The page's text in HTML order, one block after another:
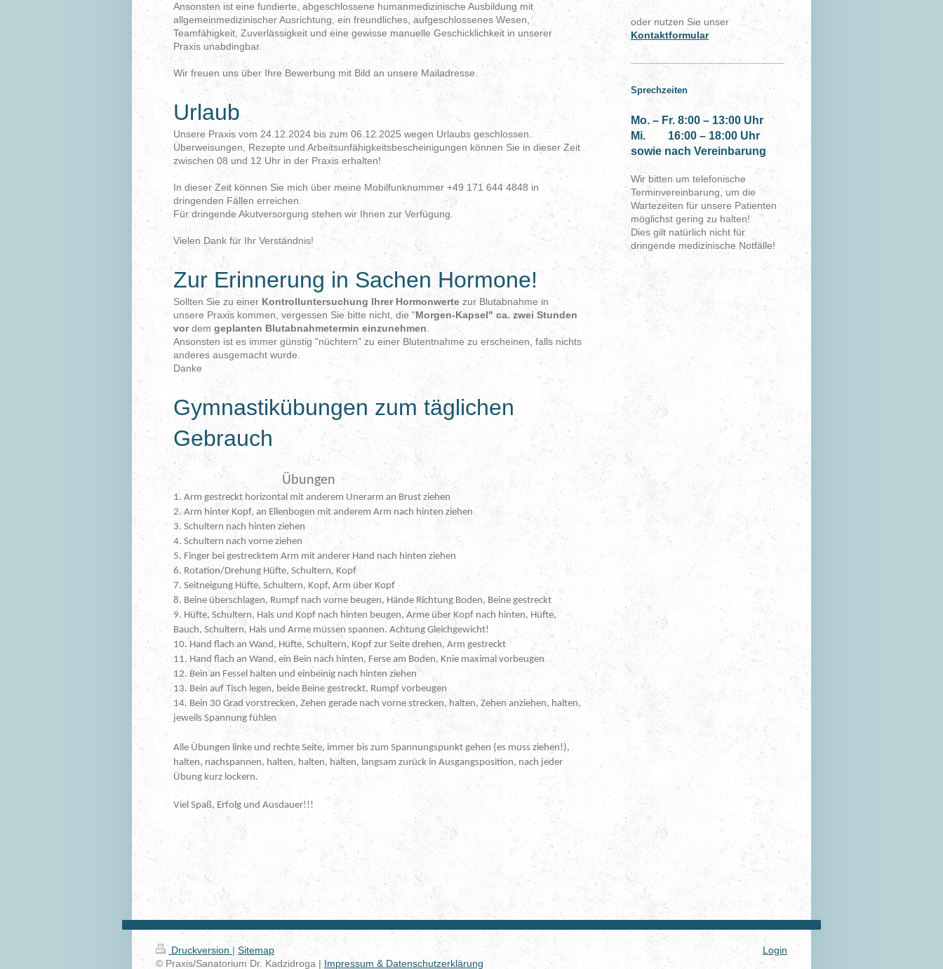
Ansonsten ist eine fundierte, abgeschlossene humanmedizinische Ausbildung mit
allgemeinmedizinischer Ausrichtung, ein freundliches, aufgeschlossenes Wesen,
Teamfähigkeit, Zuverlässigkeit und eine gewisse manuelle Geschicklichkeit in unserer
Praxis unabdingbar.
Wir freuen uns über Ihre Bewerbung mit Bild an unsere Mailadresse.
Urlaub
Unsere Praxis vom 24.12.2024 bis zum 06.12.2025 wegen Urlaubs geschlossen.
Überweisungen, Rezepte und Arbeitsunfähigkeitsbescheinigungen können Sie in dieser Zeit
zwischen 08 und 12 Uhr in der Praxis erhalten!
In dieser Zeit können Sie mich über meine Mobilfunknummer +49 171 644 4848 in
dringenden Fällen erreichen.
Für dringende Akutversorgung stehen wir Ihnen zur Verfügung.
Vielen Dank für Ihr Verständnis!
Zur Erinnerung in Sachen Hormone!
Sollten Sie zu einer Kontrolluntersuchung Ihrer Hormonwerte zur Blutabnahme in
unsere Praxis kommen, vergessen Sie bitte nicht, die "Morgen-Kapsel" ca. zwei Stunden
vordem geplanten Blutabnahmetermin einzunehmen
Ansonsten ist es immer günstig "nüchtern" zu einer Blutentnahme zu erscheinen, falls nichts
anderes ausgemacht wurde.
Danke
Gymnastikübungen zum täglichen
Gebrauch
n 06.06.2016 8 Uhr und Übungen
1. Arm gestreckt horizontal mit anderem Unerarm an Brust ziehen
2. Arm hinter Kopf, an Ellenbogen mit anderem Arm nach hinten ziehen
3. Schultern nach hinten ziehen
4. Schultern nach vorne ziehen
5. Finger bei gestrecktem Arm mit anderer Hand nach hinten ziehen
6. Rotation/Drehung Hüfte, Schultern, Kopf
7. Seitneigung Hüfte, Schultern, Kopf, Arm über Kopf
8. Beine überschlagen, Rumpf nach vorne beugen, Hände Richtung Boden, Beine gestreckt
9. Hüfte, Schultern, Hals und Kopf nach hinten beugen, Arme über Kopf nach hinten, Hüfte,
Bauch, Schultern, Hals und Arme müssen spannen. Achtung Gleichgewicht!
10. Hand flach an Wand, Hüfte, Schultern, Kopf zur Seite drehen, Arm gestreckt
11. Hand flach an Wand, ein Bein nach hinten, Ferse am Boden, Knie maximal vorbeugen
12. Bein an Fessel halten und einbeinig nach hinten ziehen
13. Bein auf Tisch legen, beide Beine gestreckt, Rumpf vorbeugen
14. Bein 30 Grad vorstrecken, Zehen gerade nach vorne strecken, halten, Zehen anziehen, halten,
jeweils Spannung fühlen
Alle Übungen linke und rechte Seite, immer bis zum Spannungspunkt gehen (es muss ziehen!),
halten, nachspannen, halten, halten, halten, langsam zurück in Ausgangsposition, nach jeder
Übung kurz lockern.
Viel Spaß, Erfolg und Ausdauer!!!
13 Uhr bis Donnerstag, den 09.06.2016 8 Uhr.
Mit freundlichen Grüßen
Ihre Praxis Dr. Kadzidroga
oder nutzen Sie unser
Kontaktformular
Sprechzeiten
Mo. – Fr. 8:00 – 13:00 Uhr
Mi. 16:00 – 18:00 Uhr
sowie nach Vereinbarung
Wir bitten um telefonische
Terminvereinbarung, um die
Wartezeiten für unsere Patienten
möglichst gering zu halten!
Dies gilt natürlich nicht für
dringende medizinische Notfälle!
Druckversion | Sitemap
© Praxis/Sanatorium Dr. Kadzidroga | Impressum & Datenschutzerklärung
Login